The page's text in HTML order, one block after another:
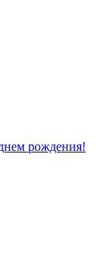
рождения!